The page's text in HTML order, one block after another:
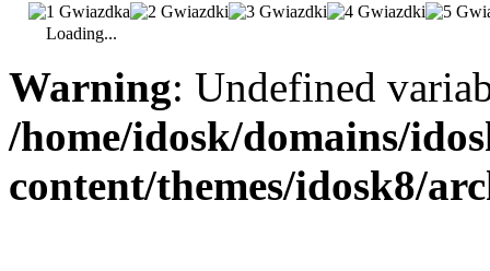
Loading...
Warning: Undefined
/home/idosk/domains/
content/themes/idosk8/